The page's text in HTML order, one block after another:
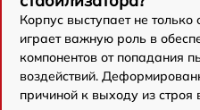
Корпус выступает не только
играет важную роль в
компонентов от попадания
воздействий.
причиной к выходу из строя